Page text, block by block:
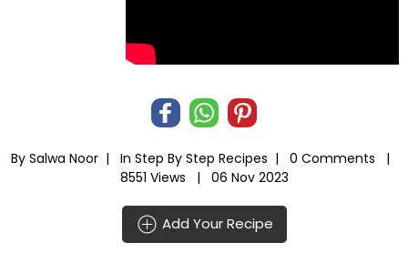
By Salwa Noor | In Step By Step Recipes |
0 Comments |
8551 Views |
06 Nov 2023
Add Your Recipe